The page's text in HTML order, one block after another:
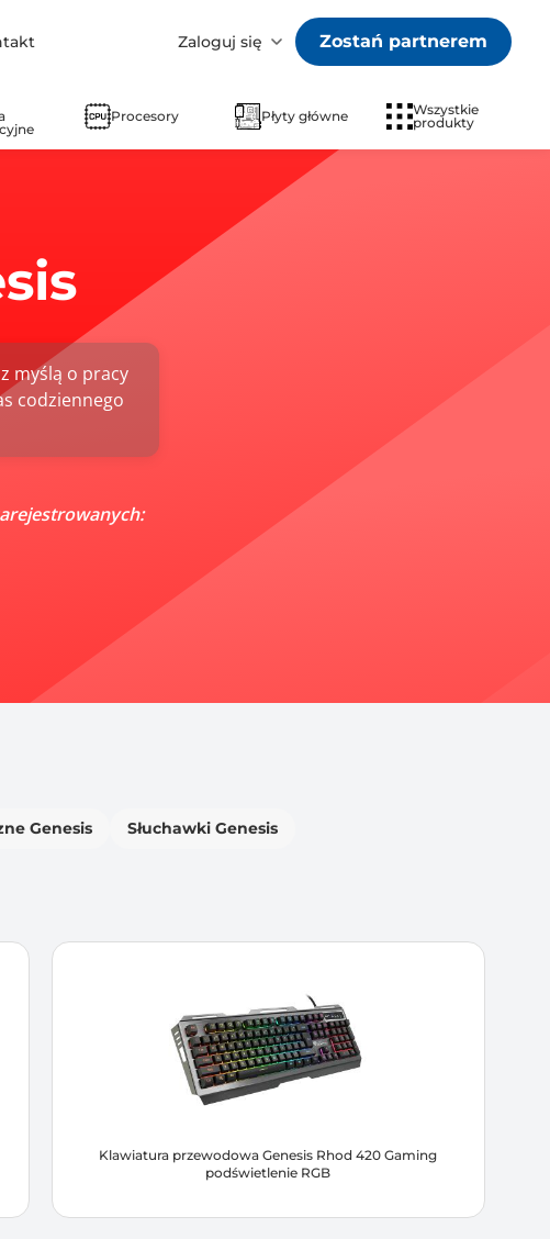
Zaloguj się Zostań partnerem
Procesory Płyty główne
Wszystkie
produkty
myślą o pracy
codziennego
Genesis Słuchawki Genesis
Klawiatura przewodowa Genesis Rhod 420 Gaming
podświetlenie RGB